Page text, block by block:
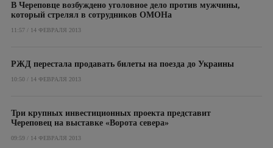
В Череповце возбуждено уголовное дело против мужчины,
который стрелял в сотрудников ОМОНа
11:57 / 14 ФЕВРАЛЯ 2013
РЖД перестала продавать билеты на поезда до Украины
10:50 / 14 ФЕВРАЛЯ 2013
Три крупных инвестиционных проекта представит
Череповец на выставке «Ворота севера»
09:59 / 14 ФЕВРАЛЯ 2013